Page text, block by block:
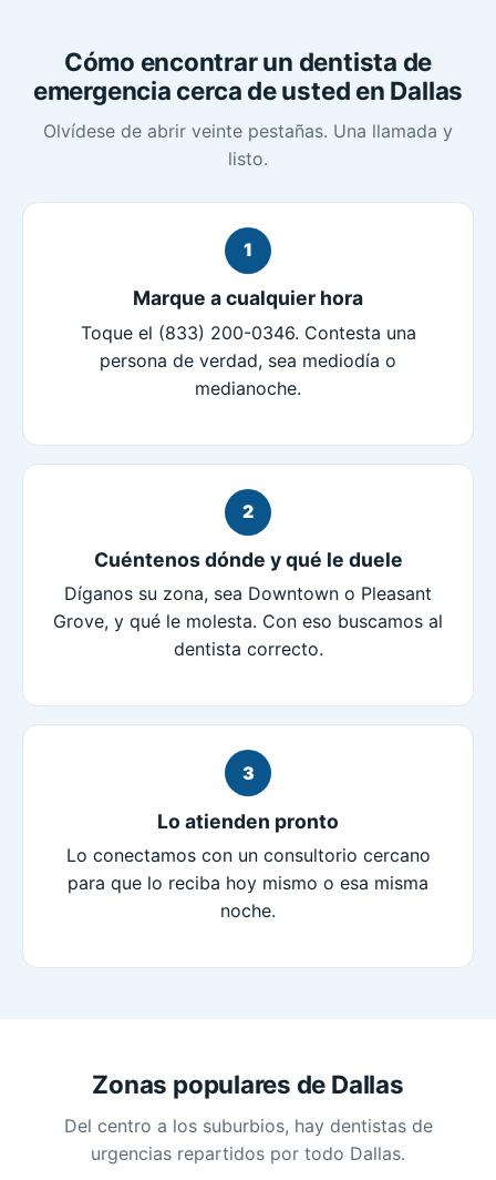
Cómo encontrar un dentista de
emergencia cerca de usted en Dallas
Olvídese de abrir veinte pestañas. Una llamada y
listo.
1
Marque a cualquier hora
Toque el (833) 200-0346. Contesta una
persona de verdad, sea mediodía o
medianoche.
2
Cuéntenos dónde y qué le duele
Díganos su zona, sea Downtown o Pleasant
Grove, y qué le molesta. Con eso buscamos al
dentista correcto.
3
Lo atienden pronto
Lo conectamos con un consultorio cercano
para que lo reciba hoy mismo o esa misma
noche.
Zonas populares de Dallas
Del centro a los suburbios, hay dentistas de
urgencias repartidos por todo Dallas.